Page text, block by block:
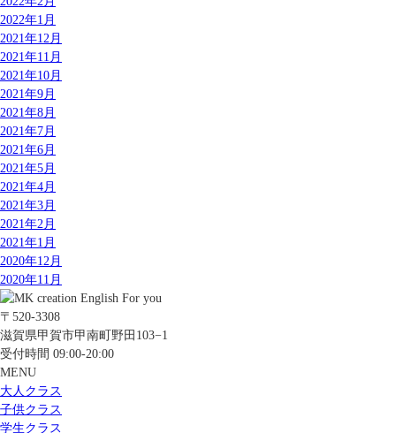
2022年1月
2021年12月
2021年11月
2021年10月
2021年9月
2021年8月
2021年7月
2021年6月
2021年5月
2021年4月
2021年3月
2021年2月
2021年1月
2020年12月
2020年11月
〒520-3308
滋賀県甲賀市甲南町野田103−1
受付時間 09:00-20:00
MENU
大人クラス
子供クラス
学生クラス